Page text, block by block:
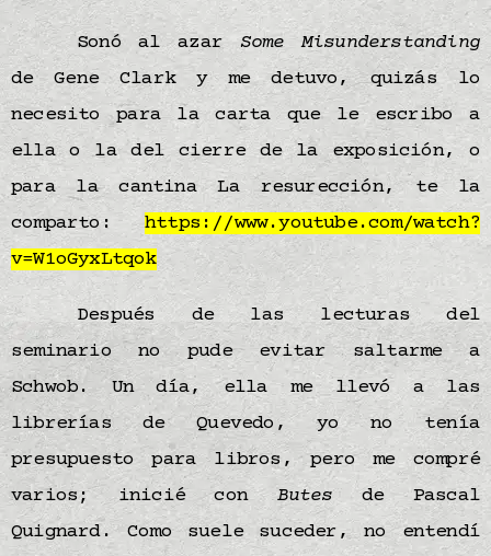
Sonó al azarSome Misunderstanding
de Gene Clark y me detuvo, quizás lo
necesito para la carta que le escribo a
ella o la del cierre de la exposición, o
para la cantina La resurección, te la
comparto: https://www.youtube.com/watch?
v=W1oGyxLtqok
Después de las lecturas del
seminario no pude evitar saltarme a
Schwob. Un día, ella me llevó a las
librerías de Quevedo, yo no tenía
presupuesto para libros, pero me compré
varios; inicié conButesde Pascal
Quignard. Como suele suceder, no entendí